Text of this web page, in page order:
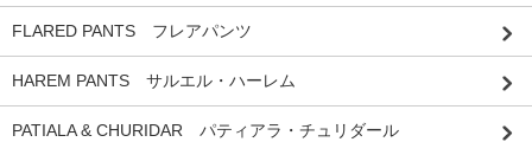
FLARED PANTS フレアパンツ
HAREM PANTS サルエル・ハーレム
PATIALA & CHURIDAR パティアラ・チュリダール